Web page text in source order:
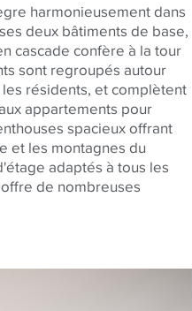
harmonieusement dans
deux bâtiments de base,
cascade confère à la tour
sont regroupés autour
résidents, et complètent
appartements pour
spacieux offrant
et les montagnes du
adaptés à tous les
de nombreuses